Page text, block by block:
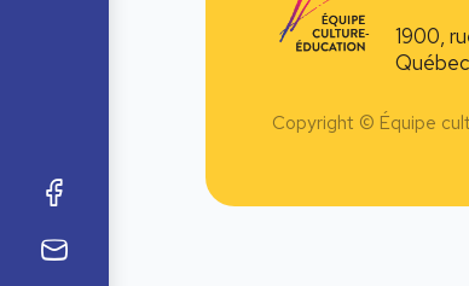
1900,
Copyright © Équipe